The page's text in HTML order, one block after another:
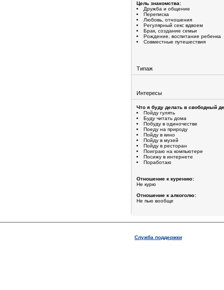
Цель знакомства:
Дружба и общение
Переписка
Любовь, отношения
Регулярный секс вдвоем
Брак, создание семьи
Рождение, воспитание ребенка
Совместные путешествия
Типаж
Интересы
Что я буду делать в свободный
Пойду гулять
Буду читать дома
Побуду в одиночестве
Поеду на природу
Пойду в кино
Пойду в музей
Пойду в ресторан
Поиграю на компьютере
Посижу в интернете
Поработаю
Отношение к курению:
Не курю
Отношение к алкоголю:
Не пью вообще
Служба поддержки